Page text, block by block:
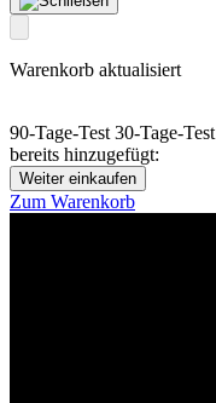
Warenkorb aktualisiert
90-Tage-Test 30-Tage-Test
bereits hinzugefügt:
Weiter einkaufen
Zum Warenkorb